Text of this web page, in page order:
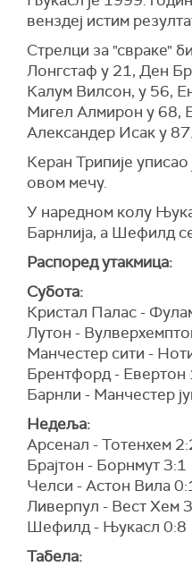
венздеј истим
Стрелци за "свраке"
Лонгстаф у 21, Ден
Калум Вилсон, у 56,
Мигел Алмирон у 68,
Александер Исак у
Керан Трипије уписао
овом мечу.
У наредном колу
Барнлија, а Шефилд
Распоред утакмица:
Субота:
Кристал Палас -
Лутон -
Манчестер сити -
Брентфорд - Евертон
Барнли - Манчестер
Недеља:
Арсенал - Тотенхем
Брајтон - Борнмут 3:1
Челси - Астон Вила
Ливерпул - Вест Хем
Шефилд - Њукасл 0:8
Табела: